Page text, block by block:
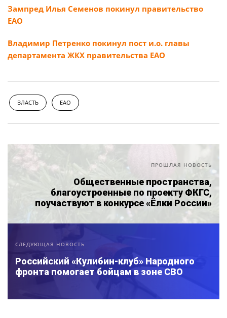
Зампред Илья Семенов покинул правительство
ЕАО
Владимир Петренко покинул пост и.о. главы
департамента ЖКХ правительства ЕАО
ВЛАСТЬ ЕАО
ПРОШЛАЯ НОВОСТЬ
Общественные пространства,
благоустроенные по проекту ФКГС,
поучаствуют в конкурсе «Ёлки России»
СЛЕДУЮЩАЯ НОВОСТЬ
Российский «Кулибин-клуб» Народного
фронта помогает бойцам в зоне СВО